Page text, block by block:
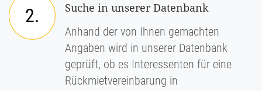
2.
Suche in unserer Datenbank
Anhand der von Ihnen gemachten
Angaben wird in unserer Datenbank
geprüft, ob es Interessenten für eine
Rückmietvereinbarung in